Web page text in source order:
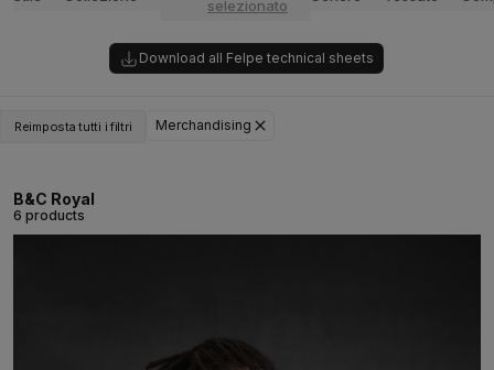
selezionato
Download all Felpe technical sheets
Reimposta tutti i filtri Merchandising
B&C Royal
6 products